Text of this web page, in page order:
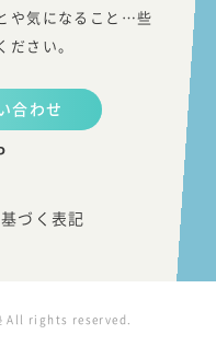
や気になること…些
ださい。
合わせ
づく表記
All rights reserved.